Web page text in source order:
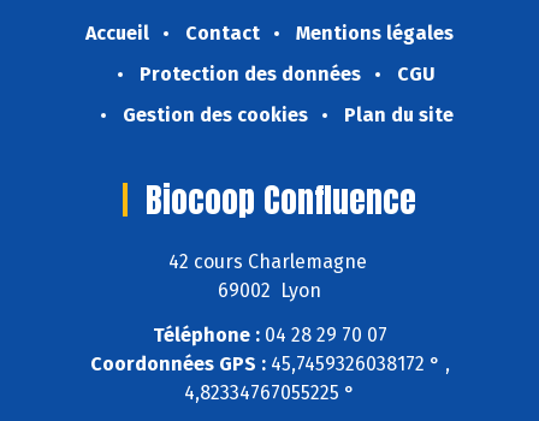
Accueil Contact
Mentions légales
Protection des données
CGU
Gestion des cookies
Plan du site
Biocoop Confluence
42 cours Charlemagne
69002 Lyon
Téléphone :04 28 29 70 07
Coordonnées GPS :45,7459326038172 ° ,
4,82334767055225 °